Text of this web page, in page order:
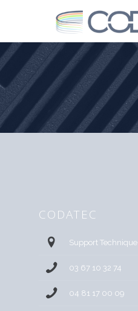
CODATEC
Support Technique
03 67 10 32 74
04 81 17 00 09